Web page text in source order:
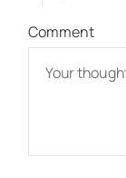
Comment